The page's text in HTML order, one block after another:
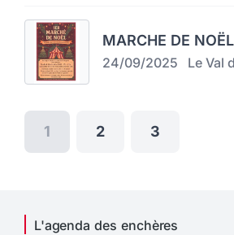
MARCHE DE
24/09/2025 Le Val
1 2 3
L'agenda des enchères